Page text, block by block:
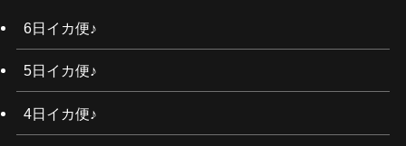
6日イカ便♪
5日イカ便♪
4日イカ便♪